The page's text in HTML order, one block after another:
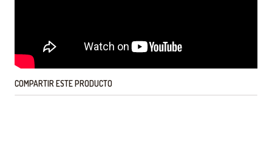
COMPARTIR ESTE PRODUCTO